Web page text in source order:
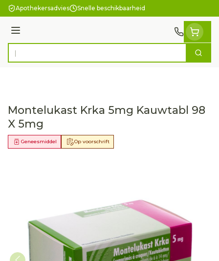
Ga naar de inhoud
Apothekersadvies Snelle beschikbaarheid
Menu
Product, merk, categorie... Zoek
Montelukast Krka 5mg Kauwtabl 98
X 5mg
Op voorschrift
Geneesmiddel